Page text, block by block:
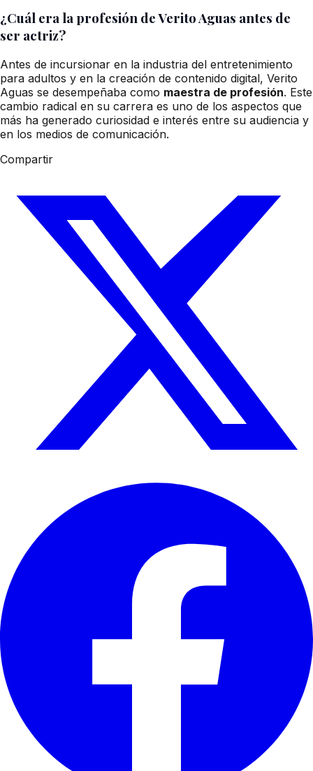
¿Cuál era la profesión de Verito Aguas antes de
ser actriz?
Antes de incursionar en la industria del entretenimiento
para adultos y en la creación de contenido digital, Verito
Aguas se desempeñaba como maestra de profesión. Este
cambio radical en su carrera es uno de los aspectos que
más ha generado curiosidad e interés entre su audiencia y
en los medios de comunicación.
Compartir